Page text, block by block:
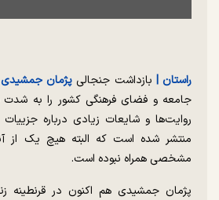
راستان | بازداشت جنجالی پژمان جمشیدی
جامعه و فضای فرهنگی کشور را به شدت
روایت‌ها و شایعات زیادی درباره
منتشر شده است که البته هیچ یک از
مشخصی همراه نبوده است.
پژمان جمشیدی هم اکنون در قرنطینه